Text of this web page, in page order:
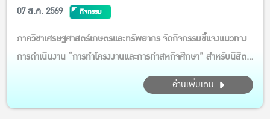
07 ส.ค. 2569
กิจกรรม
ภาควิชาเศรษฐศาสตร์เกษตรและทรัพยากร จัดกิจกรรมชี้แจงแนวทาง
การดำเนินงาน “การทำโครงงานและการทำสหกิจศึกษา” สำหรับนิสิต
ประจำภาคปลาย ปีการศึกษา 2569 กิจกรรมในครั้งนี้ได้รับเกียรติจาก
รศ.ดร.รวิสสาข์ สุชาโต และ ผศ.ดร.นภสม สินเพิ่มสุขสกุล เป็น
วิทยากรบรรยาย ให้ความรู้ แนะนำขั้นตอนการเตรียมความพร้อม
อ่านเพิ่มเติม